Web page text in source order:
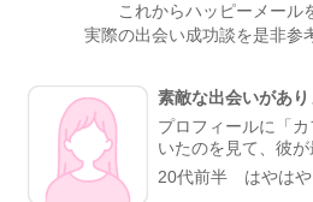
これからハッピーメール
実際の出会い成功談を是非参
素敵な出会いがあり
プロフィールに「
いたのを見て、彼が
した。やり取りして
しいカフェが、実
20代前半 はやはや